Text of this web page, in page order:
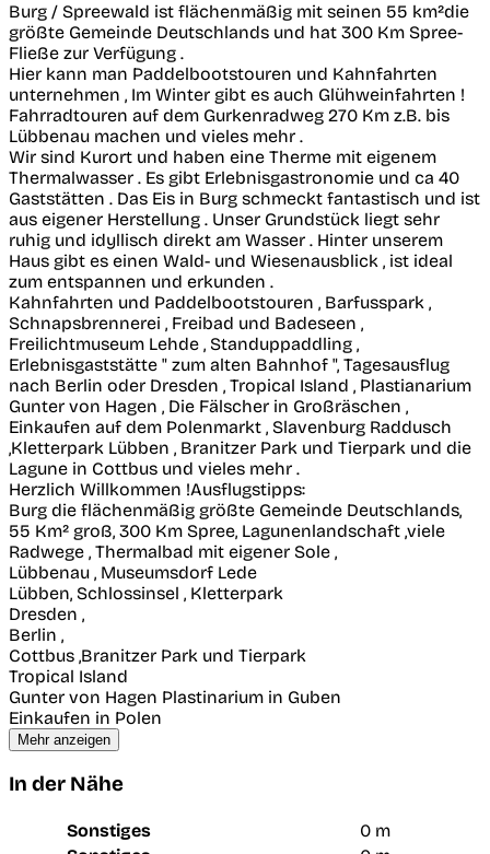
Burg / Spreewald ist flächenmäßig mit seinen 55 km²die
größte Gemeinde Deutschlands und hat 300 Km Spree-
Fließe zur Verfügung .
Hier kann man Paddelbootstouren und Kahnfahrten
unternehmen , Im Winter gibt es auch Glühweinfahrten !
Fahrradtouren auf dem Gurkenradweg 270 Km z.B. bis
Lübbenau machen und vieles mehr .
Wir sind Kurort und haben eine Therme mit eigenem
Thermalwasser . Es gibt Erlebnisgastronomie und ca 40
Gaststätten . Das Eis in Burg schmeckt fantastisch und ist
aus eigener Herstellung . Unser Grundstück liegt sehr
ruhig und idyllisch direkt am Wasser . Hinter unserem
Haus gibt es einen Wald- und Wiesenausblick , ist ideal
zum entspannen und erkunden .
Kahnfahrten und Paddelbootstouren , Barfusspark ,
Schnapsbrennerei , Freibad und Badeseen ,
Freilichtmuseum Lehde , Standuppaddling ,
Erlebnisgaststätte " zum alten Bahnhof ", Tagesausflug
nach Berlin oder Dresden , Tropical Island , Plastianarium
Gunter von Hagen , Die Fälscher in Großräschen ,
Einkaufen auf dem Polenmarkt , Slavenburg Raddusch
,Kletterpark Lübben , Branitzer Park und Tierpark und die
Lagune in Cottbus und vieles mehr .
Herzlich Willkommen !Ausflugstipps:
Burg die flächenmäßig größte Gemeinde Deutschlands,
55 Km² groß, 300 Km Spree, Lagunenlandschaft ,viele
Radwege , Thermalbad mit eigener Sole ,
Lübbenau , Museumsdorf Lede
Lübben, Schlossinsel , Kletterpark
Dresden ,
Berlin ,
Cottbus ,Branitzer Park und Tierpark
Tropical Island
Gunter von Hagen Plastinarium in Guben
Einkaufen in Polen
Mehr anzeigen
In der Nähe
Sonstiges
0 m